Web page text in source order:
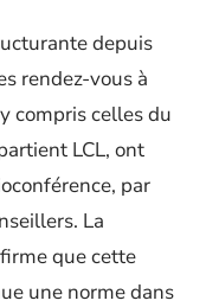
depuis
rendez-vous à
compris celles du
LCL, ont
par
La
que cette
une norme dans